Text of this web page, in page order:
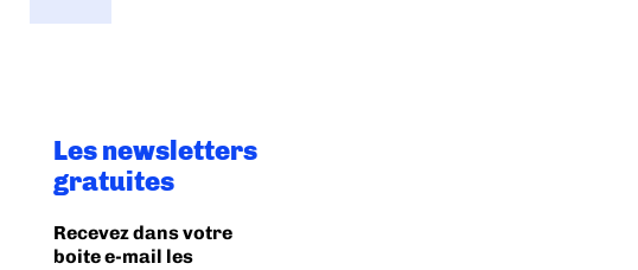
Les newsletters
gratuites
Recevez dans votre
boite e-mail les